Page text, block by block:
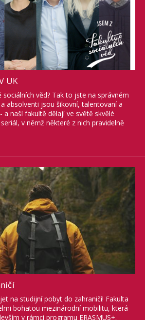
UK
sociálních věd? Tak to jste na správném
absolventi jsou šikovní, talentovaní a
naší fakultě dělají ve světě skvělé
v němž některé z nich pravidelně
na studijní pobyt do zahraničí! Fakulta
bohatou mezinárodní mobilitu, která
v rámci programu ERASMUS+.